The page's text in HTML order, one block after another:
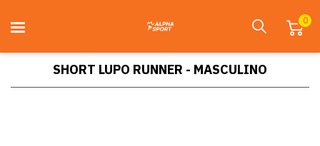
0
SHORT LUPO RUNNER - MASCULINO